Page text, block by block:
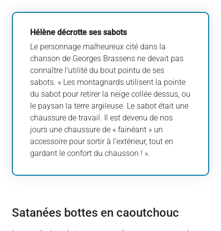
Hélène décrotte ses sabots
Le personnage malheureux cité dans la
chanson de Georges Brassens ne devait pas
connaître l’utilité du bout pointu de ses
sabots. « Les montagnards utilisent la pointe
du sabot pour retirer la neige collée dessus, ou
le paysan la terre argileuse. Le sabot était une
chaussure de travail. Il est devenu de nos
jours une chaussure de « fainéant » un
accessoire pour sortir à l’extérieur, tout en
gardant le confort du chausson ! ».
Satanées bottes en caoutchouc